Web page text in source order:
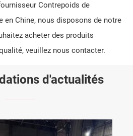
Contrepoids de
en Chine, nous disposons de notre
acheter des produits
veuillez nous contacter.
d'actualités